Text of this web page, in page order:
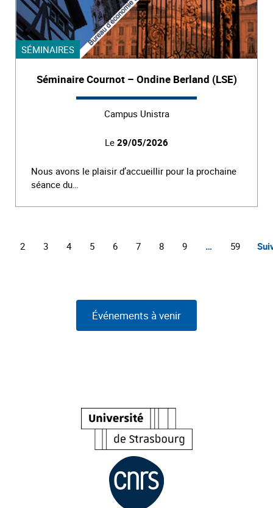
SÉMINAIRES
Séminaire Cournot – Ondine Berland (LSE)
Campus Unistra
Le 29/05/2026
Nous avons le plaisir d’accueillir pour la prochaine
séance du…
2 3 4 5 6 7 8 9 … 59
Événements à venir